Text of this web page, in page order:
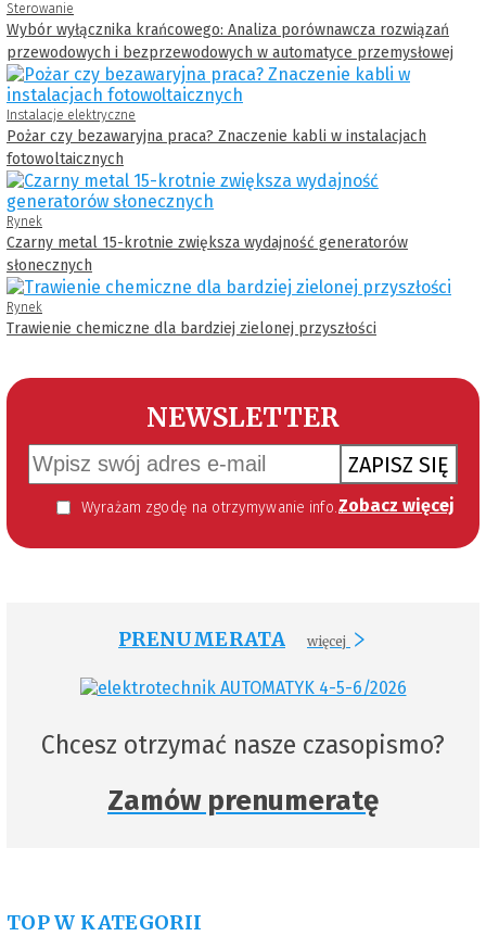
Sterowanie
Wybór wyłącznika krańcowego: Analiza porównawcza rozwiązań
przewodowych i bezprzewodowych w automatyce przemysłowej
Instalacje elektryczne
Pożar czy bezawaryjna praca? Znaczenie kabli w instalacjach
fotowoltaicznych
Rynek
Czarny metal 15-krotnie zwiększa wydajność generatorów
słonecznych
Rynek
Trawienie chemiczne dla bardziej zielonej przyszłości
NEWSLETTER
ZAPISZ SIĘ
Wyrażam zgodę na otrzymywanie informacji handlowej kierowanej do mnie za pomocą środków komunikacji elektronicznej w szczególności poczty elektronicznej zgodnie z przepisem art. 10 ust 2 ustawy z dnia 18 lipca 2002 roku o świadczeniu usług drogą elektroniczną (Dz. U. 144 z 2002 r. poz. 1204). Zgoda jest dobrowolna, jednak jej wyrażenie jest konieczne, aby otrzymywać newsletter. Zobacz więcej
PRENUMERATA więcej
Chcesz otrzymać nasze czasopismo?
Zamów prenumeratę
TOP W KATEGORII